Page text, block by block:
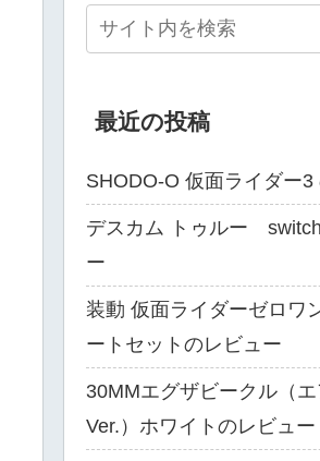
最近の投稿
SHODO-O 仮面ライダー3
デスカム トゥルー
ー
装動 仮面ライダーゼロワ
ートセットのレビュー
30MMエグザビークル（
Ver.）ホワイトのレビュー